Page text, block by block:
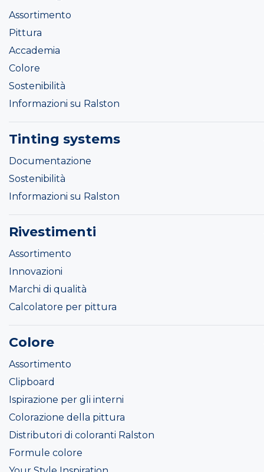
Assortimento
Pittura
Accademia
Colore
Sostenibilità
Informazioni su Ralston
Tinting systems
Documentazione
Sostenibilità
Informazioni su Ralston
Rivestimenti
Assortimento
Innovazioni
Marchi di qualità
Calcolatore per pittura
Colore
Assortimento
Clipboard
Ispirazione per gli interni
Colorazione della pittura
Distributori di coloranti Ralston
Formule colore